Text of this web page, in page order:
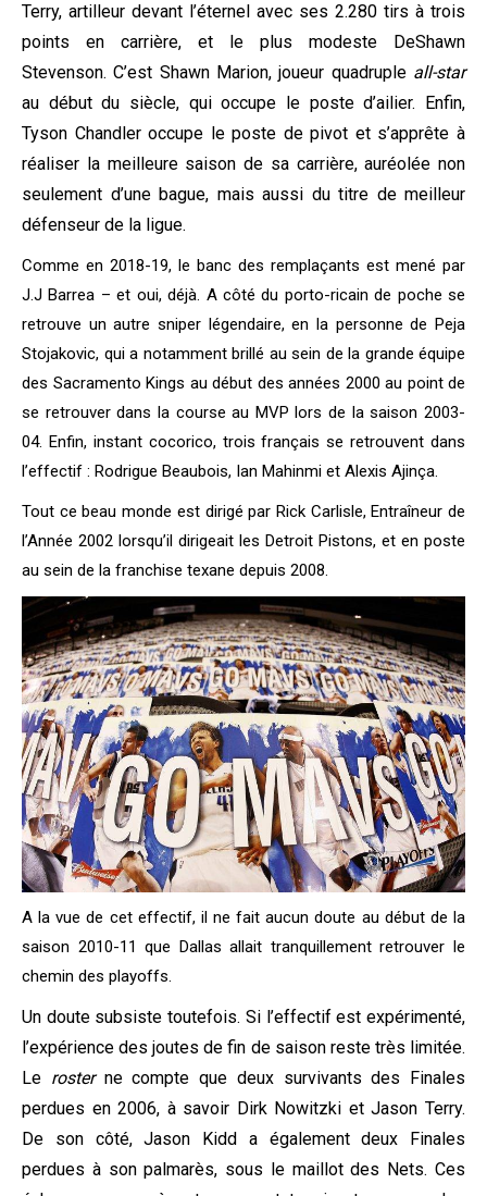
Terry, artilleur devant l’éternel avec ses 2.280 tirs à trois
points en carrière, et le plus modeste DeShawn
Stevenson. C’est Shawn Marion, joueur quadruple all-star
au début du siècle, qui occupe le poste d’ailier. Enfin,
Tyson Chandler occupe le poste de pivot et s’apprête à
réaliser la meilleure saison de sa carrière, auréolée non
seulement d’une bague, mais aussi du titre de meilleur
défenseur de la ligue.
Comme en 2018-19, le banc des remplaçants est mené par
J.J Barrea – et oui, déjà. A côté du porto-ricain de poche se
retrouve un autre sniper légendaire, en la personne de Peja
Stojakovic, qui a notamment brillé au sein de la grande équipe
des Sacramento Kings au début des années 2000 au point de
se retrouver dans la course au MVP lors de la saison 2003-
04. Enfin, instant cocorico, trois français se retrouvent dans
l’effectif : Rodrigue Beaubois, Ian Mahinmi et Alexis Ajinça.
Tout ce beau monde est dirigé par Rick Carlisle, Entraîneur de
l’Année 2002 lorsqu’il dirigeait les Detroit Pistons, et en poste
au sein de la franchise texane depuis 2008.
A la vue de cet effectif, il ne fait aucun doute au début de la
saison 2010-11 que Dallas allait tranquillement retrouver le
chemin des playoffs.
Un doute subsiste toutefois. Si l’effectif est expérimenté,
l’expérience des joutes de fin de saison reste très limitée.
Le rosterne compte que deux survivants des Finales
perdues en 2006, à savoir Dirk Nowitzki et Jason Terry.
De son côté, Jason Kidd a également deux Finales
perdues à son palmarès, sous le maillot des Nets. Ces